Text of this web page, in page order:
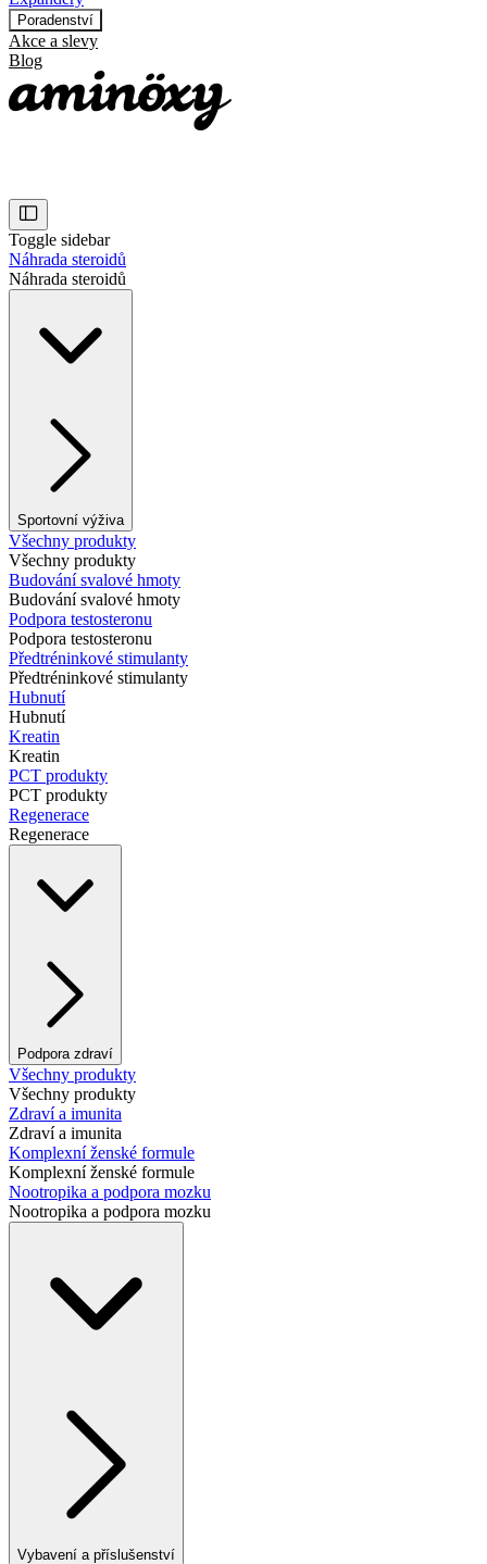
Poradenství
Akce a slevy
Blog
Toggle sidebar
Náhrada steroidů
Náhrada steroidů
Sportovní výživa
Všechny produkty
Všechny produkty
Budování svalové hmoty
Budování svalové hmoty
Podpora testosteronu
Podpora testosteronu
Předtréninkové stimulanty
Předtréninkové stimulanty
Hubnutí
Hubnutí
Kreatin
Kreatin
PCT produkty
PCT produkty
Regenerace
Regenerace
Podpora zdraví
Všechny produkty
Všechny produkty
Zdraví a imunita
Zdraví a imunita
Komplexní ženské formule
Komplexní ženské formule
Nootropika a podpora mozku
Nootropika a podpora mozku
Vybavení a příslušenství